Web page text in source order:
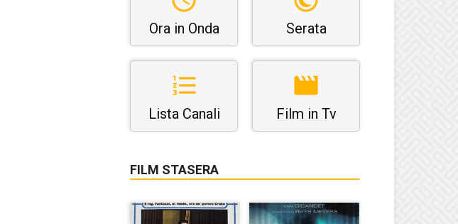
Ora in Onda Serata
Lista Canali Film in Tv
FILM STASERA